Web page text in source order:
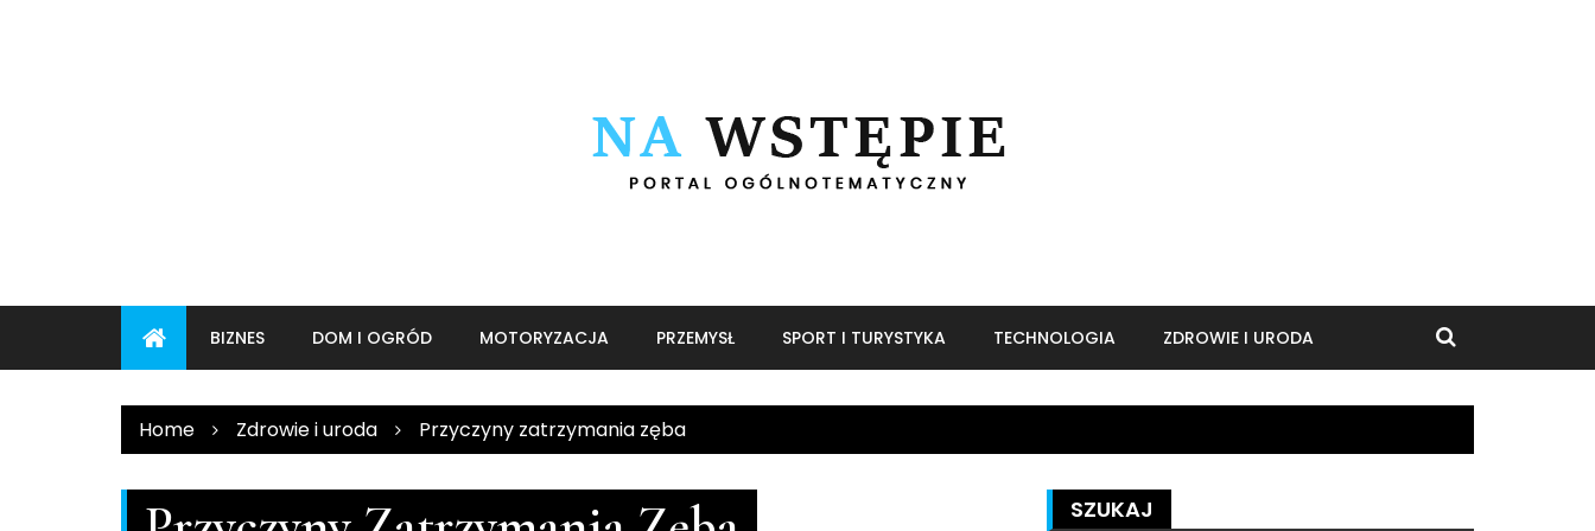
BIZNES DOM I OGRÓD MOTORYZACJA PRZEMYSŁ SPORT I TURYSTYKA TECHNOLOGIA ZDROWIE I URODA
Home Zdrowie i uroda Przyczyny zatrzymania zęba
SZUKAJ